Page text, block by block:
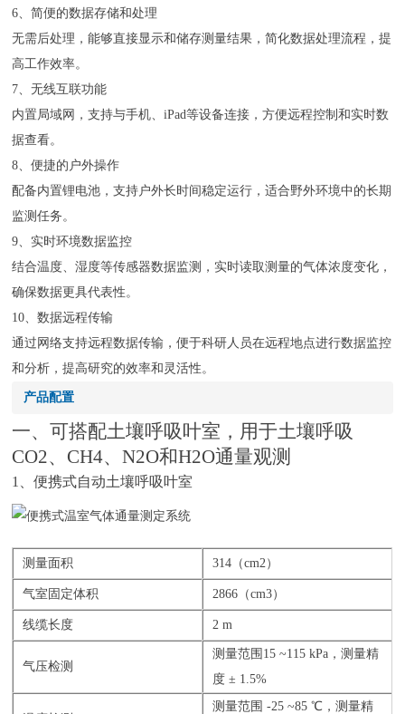
6、简便的数据存储和处理
无需后处理，能够直接显示和储存测量结果，简化数据处理流程，提
高工作效率。
7、无线互联功能
内置局域网，支持与手机、iPad等设备连接，方便远程控制和实时数
据查看。
8、便捷的户外操作
配备内置锂电池，支持户外长时间稳定运行，适合野外环境中的长期
监测任务。
9、 实时环境数据监控
结合温度、湿度等传感器数据监测，实时读取测量的气体浓度变化，
确保数据更具代表性。
10、数据远程传输
通过网络支持远程数据传输，便于科研人员在远程地点进行数据监控
和分析，提高研究的效率和灵活性。
产品配置
一、可搭配土壤呼吸叶室，用于土壤呼吸
CO2、CH4、N2O和H2O通量观测
1、便携式自动土壤呼吸叶室
测量面积 314（cm2）
气室固定体积 2866（cm3）
线缆长度 2 m
气压检测
测量范围15 ~115 kPa，测量精
度 ± 1.5%
测量范围 -25 ~85 ℃，测量精